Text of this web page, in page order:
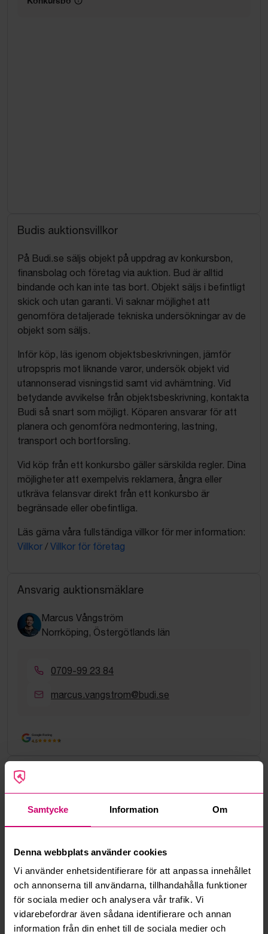
Samtycke Information Om
Denna webbplats använder cookies
Vi använder enhetsidentifierare för att anpassa innehållet
och annonserna till användarna, tillhandahålla funktioner
för sociala medier och analysera vår trafik. Vi
vidarebefordrar även sådana identifierare och annan
information från din enhet till de sociala medier och
Budis auktionsvillkor
På Budi.se säljs objekt på uppdrag av konkursbon,
finansbolag och företag via auktion. Bud är alltid
bindande och kan inte tas bort. Objekt säljs i befintligt
skick och utan garanti. Vi saknar möjlighet att
genomföra detaljerade tekniska undersökningar av de
objekt som säljs.
Inför köp, läs igenom objektsbeskrivningen, jämför
utropspris mot liknande varor, undersök objekt vid
utannonserad visningstid samt vid avhämtning. Vid
betydande avvikelse från objektsbeskrivning, kontakta
Budi så snart som möjligt. Köparen ansvarar för att
planera och genomföra nedmontering, lastning,
transport och bortforsling.
Vid köp från ett konkursbo gäller särskilda regler. Dina
möjligheter att exempelvis reklamera, ångra eller
utkräva felansvar direkt från ett konkursbo är
begränsade eller obefintliga.
Läs gärna våra fullständiga villkor för mer information:
Villkor / Villkor för företag
Ansvarig auktionsmäklare
Marcus Vångström
Norrköping, Östergötlands län
0709-99 23 84
marcus.vangstrom@budi.se
Google Rating
4.5
Vanliga frågor och svar
Hur fungerar manuella bud?
Vad innebär serviceavgift?
Vad är ett reservationspris?
Hur fungerar maxbud?
Hur fungerar budmotorn?